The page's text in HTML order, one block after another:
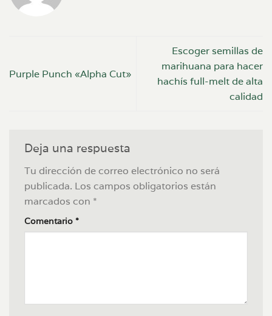
Purple Punch «Alpha Cut»
Escoger semillas de
marihuana para hacer
hachís full-melt de alta
calidad
Deja una respuesta
Tu dirección de correo electrónico no será
publicada. Los campos obligatorios están
marcados con *
Comentario *